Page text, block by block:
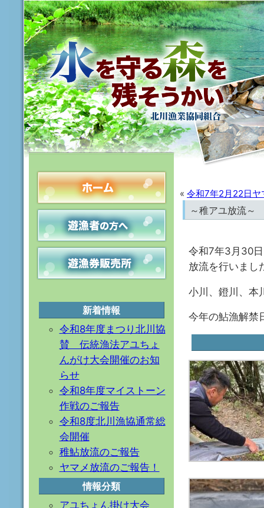
« 令和7年2月22日ヤ
～稚アユ放流～
令和7年3月30
放流を行いまし
小川、鐙川、本
今年の鮎漁解禁
新着情報
令和8年度まつり北川協
賛 伝統漁法アユちょ
んがけ大会開催のお知
らせ
令和8年度マイストーン
作戦のご報告
令和8度北川漁協通常総
会開催
稚鮎放流のご報告
ヤマメ放流のご報告！
情報分類
アユちょん掛け大会